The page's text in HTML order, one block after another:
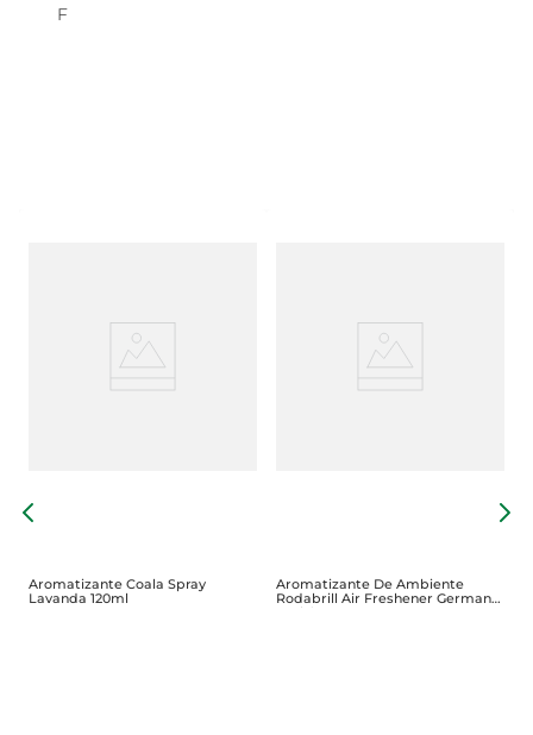
F
Aromatizante Coala Spray
Lavanda 120ml
Aromatizante De Ambiente
Rodabrill Air Freshener German
Sachê